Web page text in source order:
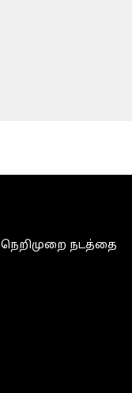
நெறிமுறை நடத்தை